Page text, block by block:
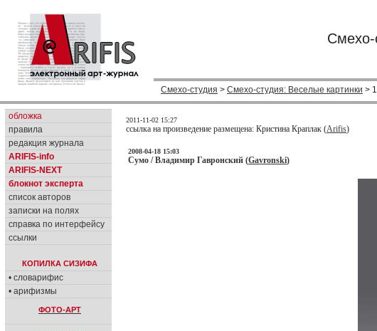
Смехо-
Смехо-студия > Смехо-студия: Веселые картинки >
обложка
правила
редакция журнала
ARIFIS-info
ARIFIS-NEXT
блокнот эксперта
список авторов
записки на полях
справка по интерфейсу
ссылки
КОПИЛКА СИЗИФА
• словарифис
• арифизмы
ФОТО-АРТ
2011-11-02 15:27
ссылка на произведение размещена: Кристина Краплак (Arifis)
2008-04-18 15:03
Сумо / Владимир Гавронский (Gavronski)